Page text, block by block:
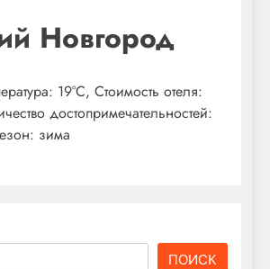
Новгород
19°C, Стоимость отеля:
достопримечательностей:
зима
ПОИСК